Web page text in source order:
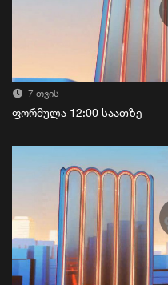
7 თვის
ფორმულა 12:00 საათზე